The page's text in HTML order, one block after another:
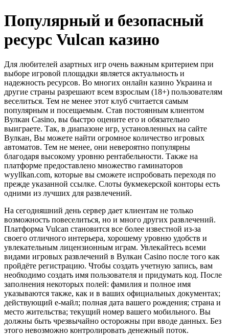
Популярный и безопасный
ресурс Vulcan казино
Для любителей азартных игр очень важным критерием при
выборе игровой площадки является актуальность и
надежность ресурсов. Во многих онлайн казино Украина и
другие страны разрешают всем взрослым (18+) пользователям
веселиться. Тем не менее этот клуб считается самым
популярным и посещаемым. Став постоянным клиентом
Вулкан Casino, вы быстро оцените его и обязательно
выиграете. Так, в диапазоне игр, установленных на сайте
Вулкан, Вы можете найти огромное количество игровых
автоматов. Тем не менее, они невероятно популярны
благодаря высокому уровню рентабельности. Также на
платформе предоставлено множество гаминаторов
wyyllkan.com, которые вы сможете испробовать переходя по
прежде указанной ссылке. Слоты букмекерской конторы есть
одними из лучших для развлечений.
На сегодняшний день сервер дает клиентам не только
возможность повеселиться, но и много других развлечений.
Платформа Vulcan становится все более известной из-за
своего отличного интерьера, хорошему уровню удобств и
увлекательным лицензионным играм. Увлекайтесь всеми
видами игровых развлечений в Вулкан Casino после того как
пройдёте регистрацию. Чтобы создать учетную запись, вам
необходимо создать имя пользователя и придумать код. После
заполнения некоторых полей: фамилия и полное имя
указываются также, как и в ваших официальных документах;
действующий е-майл; полная дата вашего рождения; страна и
место жительства; текущий номер вашего мобильного. Вы
должны быть чрезвычайно осторожны при вводе данных. Без
этого невозможно контролировать денежный поток.